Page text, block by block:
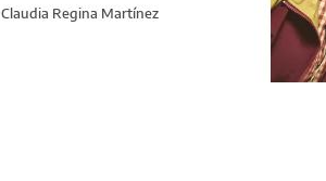
Claudia Regina Martínez